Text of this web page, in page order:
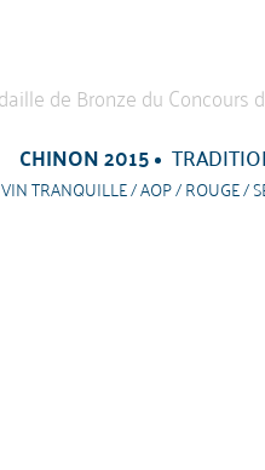
CHINON 2015
VIN TRANQUILLE / AOP / ROUGE /